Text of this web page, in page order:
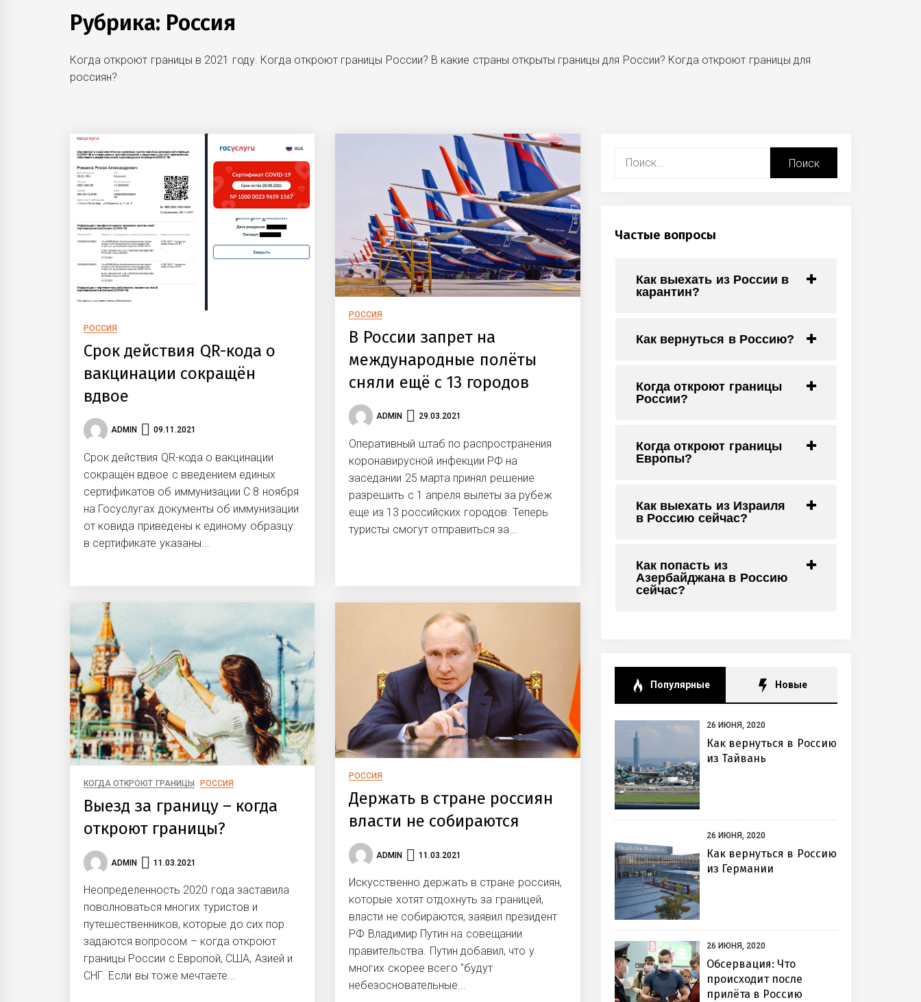
Рубрика: Россия
Когда откроют границы в 2021 году. Когда откроют границы России? В какие страны открыты границы для России? Когда откроют границы для
россиян?
РОССИЯ
Срок действия QR-кода о
вакцинации сокращён
вдвое
ADMIN 09.11.2021
Срок действия QR-кода о вакцинации
сокращён вдвое с введением единых
сертификатов об иммунизации С 8 ноября
на Госуслугах документы об иммунизации
от ковида приведены к единому образцу:
в сертификате указаны...
РОССИЯ
В России запрет на
международные полёты
сняли ещё с 13 городов
ADMIN 29.03.2021
Оперативный штаб по распространения
коронавирусной инфекции РФ на
заседании 25 марта принял решение
разрешить с 1 апреля вылеты за рубеж
еще из 13 российских городов. Теперь
туристы смогут отправиться за...
КОГДА ОТКРОЮТ ГРАНИЦЫ РОССИЯ
Выезд за границу – когда
откроют границы?
ADMIN 11.03.2021
Неопределенность 2020 года заставила
поволноваться многих туристов и
путешественников, которые до сих пор
задаются вопросом – когда откроют
границы России с Европой, США, Азией и
СНГ. Если вы тоже мечтаете...
РОССИЯ
Держать в стране россиян
власти не собираются
ADMIN 11.03.2021
Искусственно держать в стране россиян,
которые хотят отдохнуть за границей,
власти не собираются, заявил президент
РФ Владимир Путин на совещании
правительства. Путин добавил, что у
многих скорее всего "будут
небезосновательные...
Найти:
Частые вопросы
Как выехать из России в
карантин?
Как вернуться в Россию?
Когда откроют границы
России?
Когда откроют границы
Европы?
Как выехать из Израиля
в Россию сейчас?
Как попасть из
Азербайджана в Россию
сейчас?
Популярные Новые
26 ИЮНЯ, 2020
Как вернуться в Россию
из Тайвань
26 ИЮНЯ, 2020
Как вернуться в Россию
из Германии
26 ИЮНЯ, 2020
Обсервация: Что
происходит после
прилёта в Россию